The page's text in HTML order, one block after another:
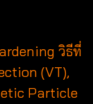
วิธีที่
(VT),
Particle